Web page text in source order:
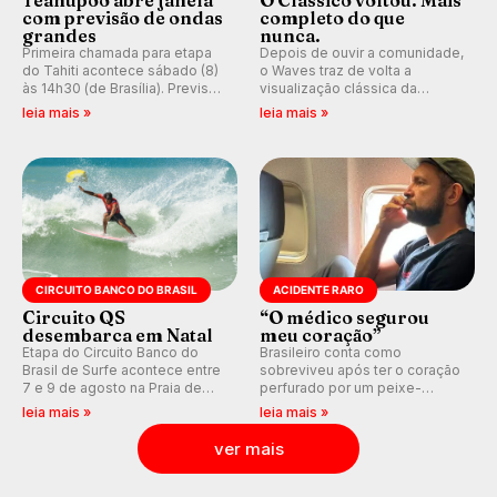
com previsão de ondas
grandes
Primeira chamada para etapa
do Tahiti acontece sábado (8)
às 14h30 (de Brasília). Previsão
indica swell consistente.
Kelly Slater convidado.
leia mais »
completo do que
nunca.
Depois de ouvir a comunidade,
o Waves traz de volta a
visualização clássica da
previsão de águas rasas,
ondas para até 16 dias.
leia mais »
CIRCUITO BANCO DO BRASIL
Circuito QS
desembarca em Natal
Etapa do Circuito Banco do
Brasil de Surfe acontece entre
7 e 9 de agosto na Praia de
Miami (RN), em disputas
válidas pelo Qualifying Series
(QS) 4.000 e pela corrida por
vagas no Challenger Series.
leia mais »
ACIDENTE RARO
“O médico segurou
meu coração”
Brasileiro conta como
sobreviveu após ter o coração
perfurado por um peixe-
agulha enquanto surfava na
Costa Rica.
leia mais »
ver mais